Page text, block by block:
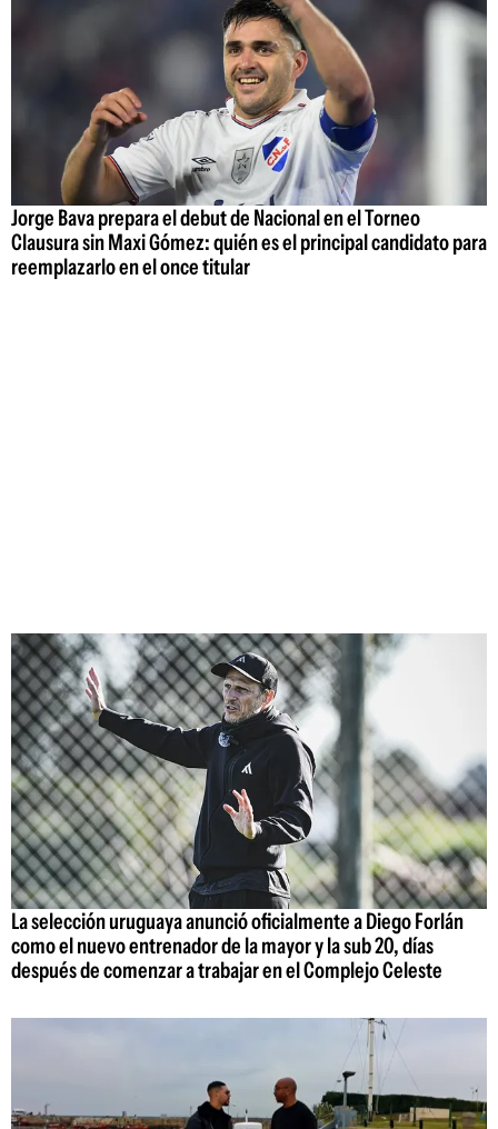
Jorge Bava prepara el debut de Nacional en el Torneo
Clausura sin Maxi Gómez: quién es el principal candidato para
reemplazarlo en el once titular
La selección uruguaya anunció oficialmente a Diego Forlán
como el nuevo entrenador de la mayor y la sub 20, días
después de comenzar a trabajar en el Complejo Celeste